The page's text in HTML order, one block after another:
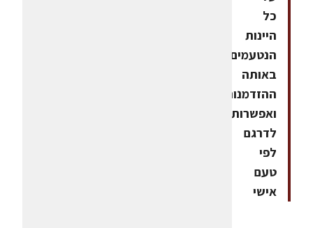
כל
היינות
הנטעמים
באותה
ההזדמנות
ואפשרות
לדרגם
לפי
טעם
אישי